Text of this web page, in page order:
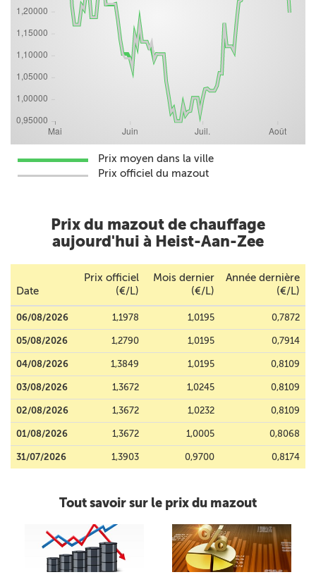
Prix moyen dans la ville
Prix officiel du mazout
Prix du mazout de chauffage
aujourd'hui à Heist-Aan-Zee
Date
Prix officiel
(€/L)
Mois dernier
(€/L)
Année dernière
(€/L)
06/08/2026 1,1978 1,0195 0,7872
05/08/2026 1,2790 1,0195 0,7914
04/08/2026 1,3849 1,0195 0,8109
03/08/2026 1,3672 1,0245 0,8109
02/08/2026 1,3672 1,0232 0,8109
01/08/2026 1,3672 1,0005 0,8068
31/07/2026 1,3903 0,9700 0,8174
Tout savoir sur le prix du mazout